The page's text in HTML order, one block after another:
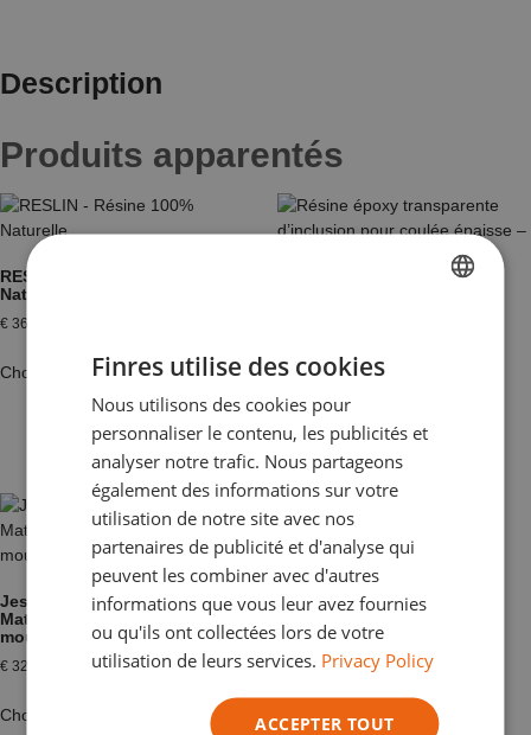
Description
Produits apparentés
RESLIN – Résine 100%
Naturelle
€ 36,30
Choix des options
Choix des options
Jesmonite AC 100 – Kit (A+B)
Materiau composite pour
moulage décoratif
€ 32,27 436,96
Choix des options
Finres utilise des cookies
Nous utilisons des cookies pour
personnaliser le contenu, les publicités et
analyser notre trafic. Nous partageons
également des informations sur votre
utilisation de notre site avec nos
partenaires de publicité et d'analyse qui
peuvent les combiner avec d'autres
informations que vous leur avez fournies
ou qu'ils ont collectées lors de votre
utilisation de leurs services. Privacy Policy
ACCEPTER TOUT